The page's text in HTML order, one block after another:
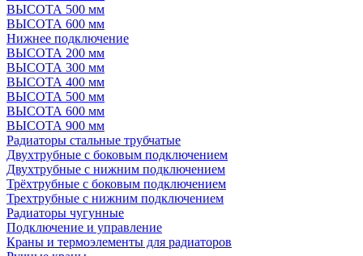
ВЫСОТА 500 мм
ВЫСОТА 600 мм
Нижнее подключение
ВЫСОТА 200 мм
ВЫСОТА 300 мм
ВЫСОТА 400 мм
ВЫСОТА 500 мм
ВЫСОТА 600 мм
ВЫСОТА 900 мм
Радиаторы стальные трубчатые
Двухтрубные с боковым подключением
Двухтрубные с нижним подключением
Трёхтрубные с боковым подключением
Трехтрубные с нижним подключением
Радиаторы чугунные
Подключение и управление
Краны и термоэлементы для радиаторов